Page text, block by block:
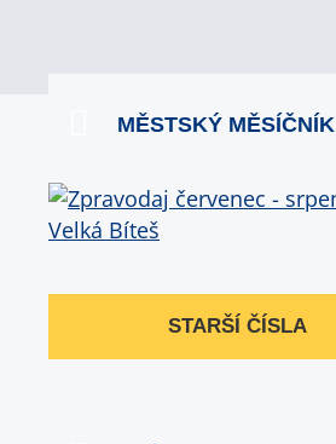
MĚSTSKÝ MĚSÍČNÍK
STARŠÍ ČÍSLA